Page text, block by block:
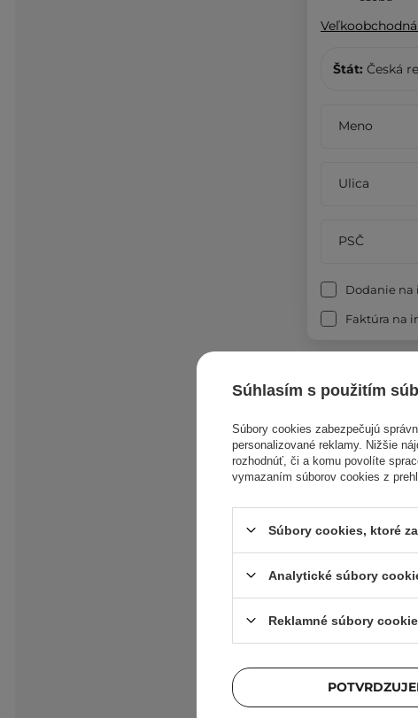
Štát: Česká
Meno
Ulica
PSČ
Dodanie na
Kraj:Česká
Faktúra na
Kraj:Česká
Účet v
Prihlasovacie
Heslo sa musí
Zaškrtnite
Chcem
Chcem
Súhlasím s použitím
Súbory cookies zabezpečujú
personalizované reklamy. Nižšie
rozhodnúť, či a komu povolíte
vymazaním súborov cookies z
Súbory cookies, ktoré
Analytické súbory
Reklamné súbory